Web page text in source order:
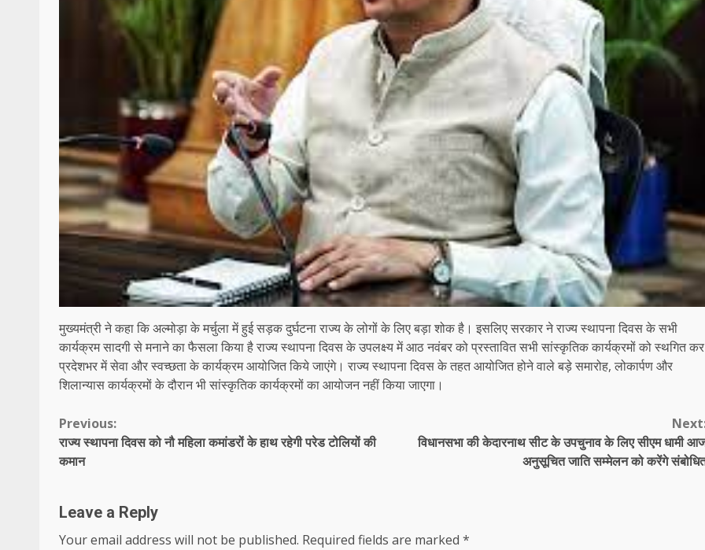
मुख्यमंत्री ने कहा कि अल्मोड़ा के मर्चुला में हुई सड़क दुर्घटना राज्य के लोगों के लिए बड़ा शोक है। इसलिए सरकार ने राज्य स्थापना दिवस के सभी
कार्यक्रम सादगी से मनाने का फैसला किया है राज्य स्थापना दिवस के उपलक्ष्य में आठ नवंबर को प्रस्तावित सभी सांस्कृतिक कार्यक्रमों को स्थगित कर
प्रदेशभर में सेवा और स्वच्छता के कार्यक्रम आयोजित किये जाएंगे। राज्य स्थापना दिवस के तहत आयोजित होने वाले बड़े समारोह, लोकार्पण और
शिलान्यास कार्यक्रमों के दौरान भी सांस्कृतिक कार्यक्रमों का आयोजन नहीं किया जाएगा।
Continue
Reading
Previous:
राज्य स्थापना दिवस को नौ महिला कमांडरों के हाथ रहेगी परेड टोलियों की
कमान
विधानसभा की केदारनाथ सीट के उपचुनाव के लिए सीएम धामी
अनुसूचित जाति सम्मेलन को करेंगे
Leave a Reply
Your email address will not be published. Required fields are marked *